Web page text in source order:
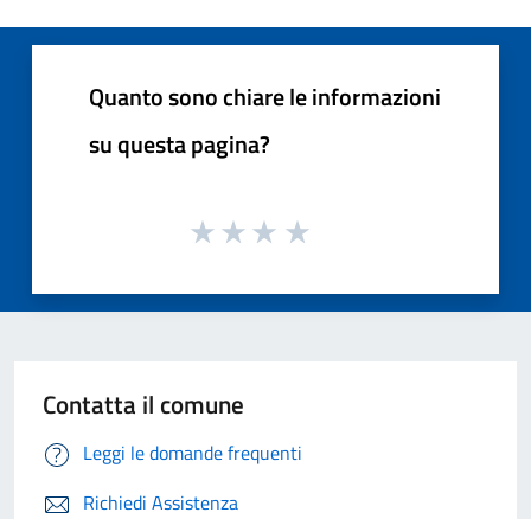
Quanto sono chiare le informazioni
su questa pagina?
Contatta il comune
Leggi le domande frequenti
Richiedi Assistenza